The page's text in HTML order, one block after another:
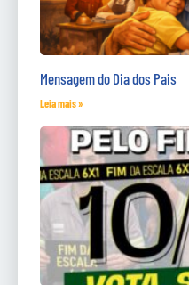
Mensagem do Dia dos Pais
Leia mais »